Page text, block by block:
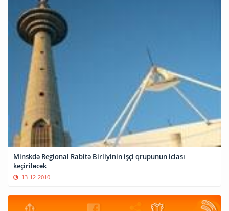
Minskdə Regional Rabitə Birliyinin işçi qrupunun iclası
keçiriləcək
13-12-2010